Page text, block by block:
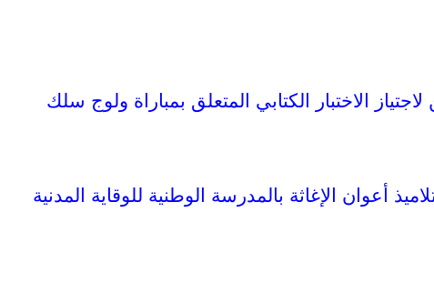
الاختبار الكتابي المتعلق بمباراة ولوج سلك
أعوان الإغاثة بالمدرسة الوطنية للوقاية المدنية